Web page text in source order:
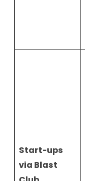
Start-ups
via Blast